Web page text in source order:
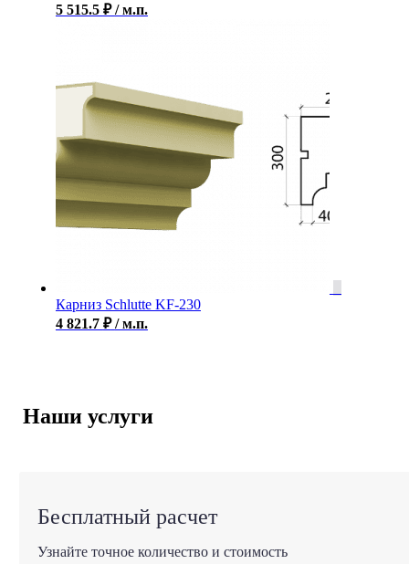
5 515.5 ₽ / м.п.
Карниз Schlutte KF-230
4 821.7 ₽ / м.п.
Наши услуги
Бесплатный расчет
Узнайте точное количество и стоимость